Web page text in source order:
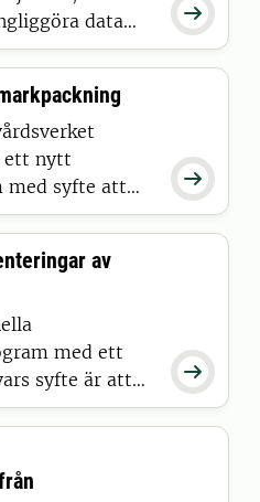

data
och
bland annat
grödor,
i sjöar och
är
och
som
kvalitetssäkrar
som samlas in

ett nytt
med syfte att
tillståndet i

av
med ett
syfte är att
data
och förändras
samlar in
för Artikel 17